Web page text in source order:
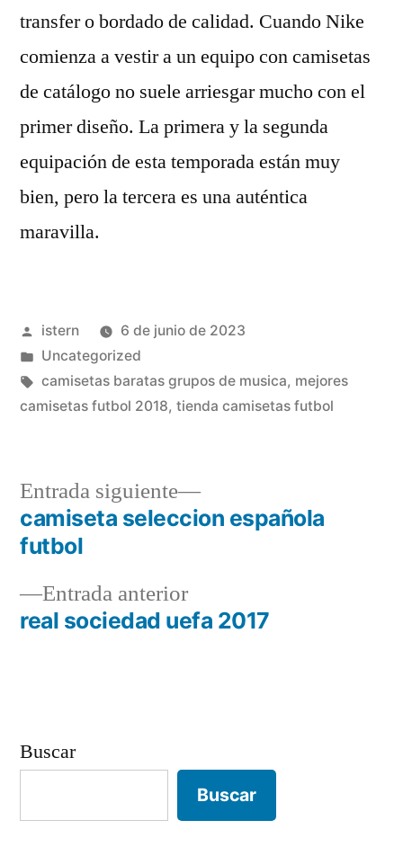
transfer o bordado de calidad. Cuando Nike
comienza a vestir a un equipo con camisetas
de catálogo no suele arriesgar mucho con el
primer diseño. La primera y la segunda
equipación de esta temporada están muy
bien, pero la tercera es una auténtica
maravilla.
Publicado
por
istern
6 de junio de 2023
Publicado
en
Uncategorized
Etiquetas:
camisetas baratas grupos de musica, mejores
camisetas futbol 2018, tienda camisetas futbol
Navegación
entradas
Entrada anteriorEntrada
anterior:
real sociedad uefa 2017
Entrada siguiente
Entrada
siguiente:
camiseta seleccion española
futbol
Buscar
Buscar